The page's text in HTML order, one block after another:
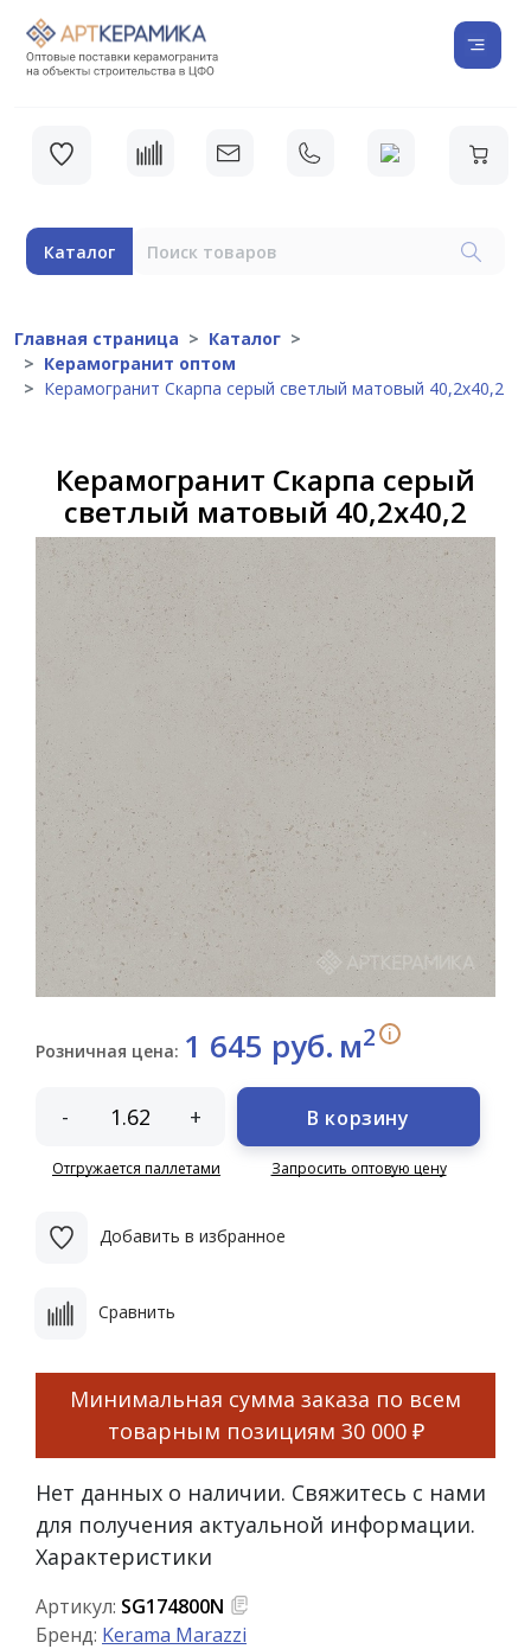
Каталог
Главная страница
Каталог
Керамогранит оптом
Керамогранит Скарпа серый светлый матовый 40,2х40,2
Керамогранит Скарпа серый
светлый матовый 40,2х40,2
Розничная цена: 1 645 руб. м2 i
- +
Отгружается паллетами
В корзину
Запросить оптовую цену
Добавить в избранное
Сравнить
Минимальная сумма заказа по всем
товарным позициям 30 000 ₽
Нет данных о наличии. Свяжитесь с нами
для получения актуальной информации.
Характеристики
Артикул: SG174800N
Бренд: Kerama Marazzi